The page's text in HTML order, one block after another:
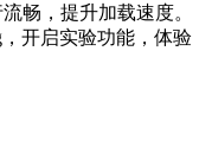
畅，提升加载速度。
，开启实验功能，体验